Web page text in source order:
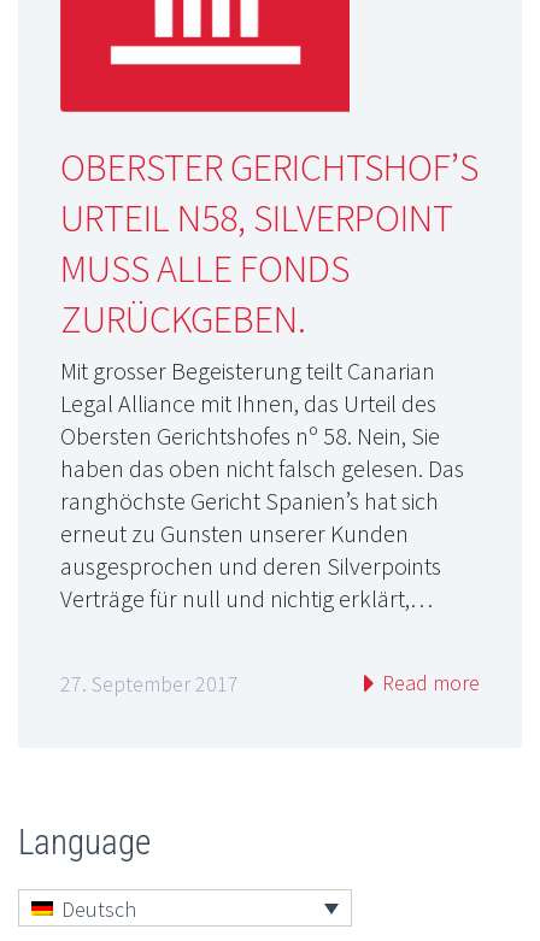
OBERSTER GERICHTSHOF’S
URTEIL N58, SILVERPOINT
MUSS ALLE FONDS
ZURÜCKGEBEN.
Mit grosser Begeisterung teilt Canarian
Legal Alliance mit Ihnen, das Urteil des
Obersten Gerichtshofes nº 58. Nein, Sie
haben das oben nicht falsch gelesen. Das
ranghöchste Gericht Spanien’s hat sich
erneut zu Gunsten unserer Kunden
ausgesprochen und deren Silverpoints
Verträge für null und nichtig erklärt,…
27. September 2017 Read more
Language
Deutsch